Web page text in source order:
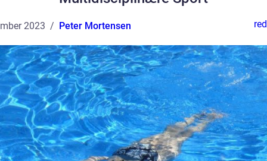
2023 Peter Mortensen